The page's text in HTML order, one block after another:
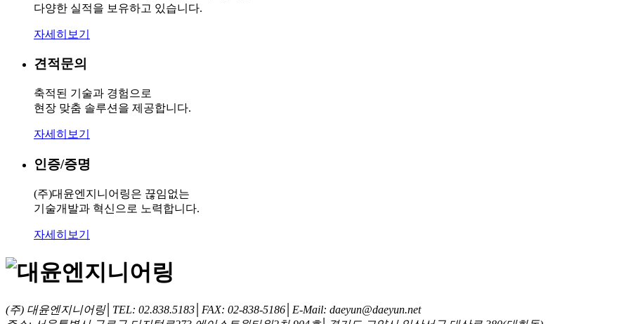
다양한 실적을 보유하고 있습니다.
자세히보기
견적문의
축적된 기술과 경험으로
현장 맞춤 솔루션을 제공합니다.
자세히보기
인증/증명
(주)대윤엔지니어링은 끊임없는
기술개발과 혁신으로 노력합니다.
자세히보기
(주) 대윤엔지니어링│TEL: 02.838.5183│FAX: 02-838-5186│E-Mail: daeyun@daeyun.net